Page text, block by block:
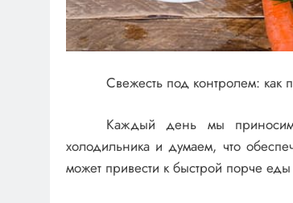
Свежесть под контролем: как
Каждый день мы
холодильника и думаем, что
может привести к быстрой порче